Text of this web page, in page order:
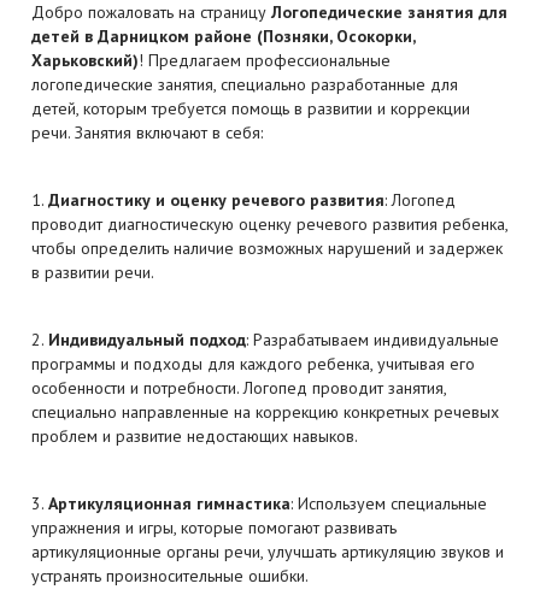
Добро пожаловать на страницуЛогопедические занятия для
детей в Дарницком районе (Позняки, Осокорки,
Харьковский)! Предлагаем профессиональные
логопедические занятия, специально разработанные для
детей, которым требуется помощь в развитии и коррекции
речи. Занятия включают в себя:
1. Диагностику и оценку речевого развития: Логопед
проводит диагностическую оценку речевого развития ребенка,
чтобы определить наличие возможных нарушений и задержек
в развитии речи.
2. Индивидуальный подход: Разрабатываем индивидуальные
программы и подходы для каждого ребенка, учитывая его
особенности и потребности. Логопед проводит занятия,
специально направленные на коррекцию конкретных речевых
проблем и развитие недостающих навыков.
3. Артикуляционная гимнастика: Используем специальные
упражнения и игры, которые помогают развивать
артикуляционные органы речи, улучшать артикуляцию звуков и
устранять произносительные ошибки.